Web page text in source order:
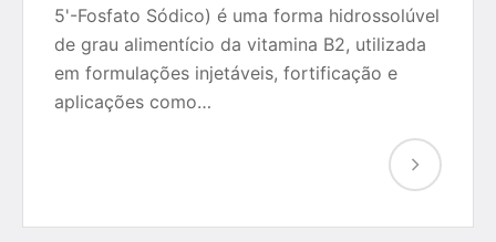
5'-Fosfato Sódico) é uma forma hidrossolúvel
de grau alimentício da vitamina B2, utilizada
em formulações injetáveis, fortificação e
aplicações como…